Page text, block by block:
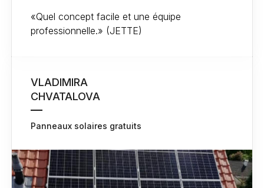
«Quel concept facile et une équipe
professionnelle.» (JETTE)
VLADIMIRA
CHVATALOVA
Panneaux solaires gratuits